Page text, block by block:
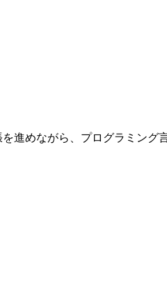
進めながら、プログラミング